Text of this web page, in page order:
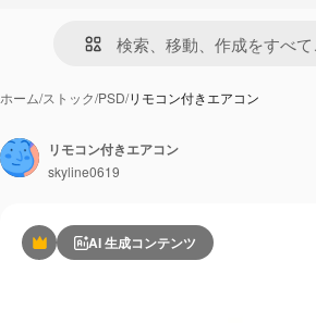
ホーム/ストック/PSD/リモコン付きエアコン
PremiumAI 生成コンテンツ
リモコン付きエアコン
skyline0619